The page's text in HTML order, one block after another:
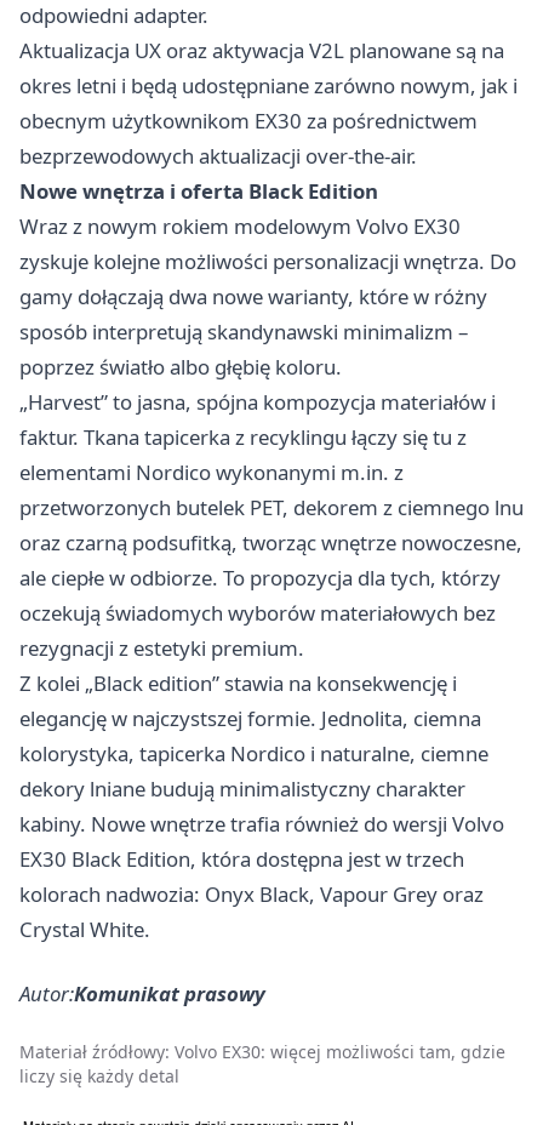
odpowiedni adapter.
Aktualizacja UX oraz aktywacja V2L planowane są na
okres letni i będą udostępniane zarówno nowym, jak i
obecnym użytkownikom EX30 za pośrednictwem
bezprzewodowych aktualizacji over-the-air.
Nowe wnętrza i oferta Black Edition
Wraz z nowym rokiem modelowym Volvo EX30
zyskuje kolejne możliwości personalizacji wnętrza. Do
gamy dołączają dwa nowe warianty, które w różny
sposób interpretują skandynawski minimalizm –
poprzez światło albo głębię koloru.
„Harvest” to jasna, spójna kompozycja materiałów i
faktur. Tkana tapicerka z recyklingu łączy się tu z
elementami Nordico wykonanymi m.in. z
przetworzonych butelek PET, dekorem z ciemnego lnu
oraz czarną podsufitką, tworząc wnętrze nowoczesne,
ale ciepłe w odbiorze. To propozycja dla tych, którzy
oczekują świadomych wyborów materiałowych bez
rezygnacji z estetyki premium.
Z kolei „Black edition” stawia na konsekwencję i
elegancję w najczystszej formie. Jednolita, ciemna
kolorystyka, tapicerka Nordico i naturalne, ciemne
dekory lniane budują minimalistyczny charakter
kabiny. Nowe wnętrze trafia również do wersji Volvo
EX30 Black Edition, która dostępna jest w trzech
kolorach nadwozia: Onyx Black, Vapour Grey oraz
Crystal White.
Autor:Komunikat prasowy
Materiał źródłowy: Volvo EX30: więcej możliwości tam, gdzie
liczy się każdy detal